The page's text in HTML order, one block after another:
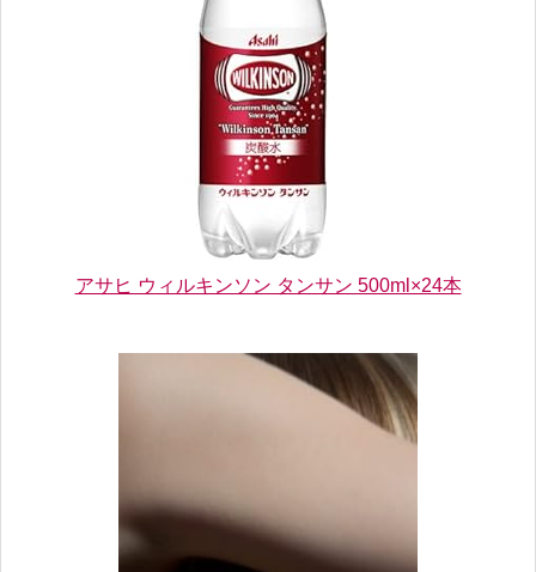
アサヒ ウィルキンソン タンサン 500ml×24本